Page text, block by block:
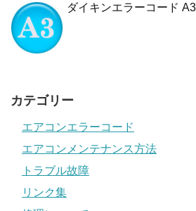
ダイキンエラーコード
カテゴリー
エアコンエラーコード
エアコンメンテナンス方法
トラブル故障
リンク集